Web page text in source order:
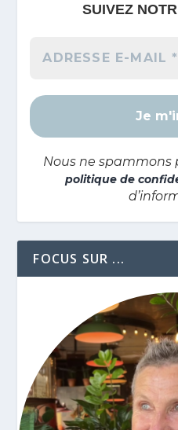
SUIVEZ
Nous ne spammons
politique de
FOCUS SUR ...